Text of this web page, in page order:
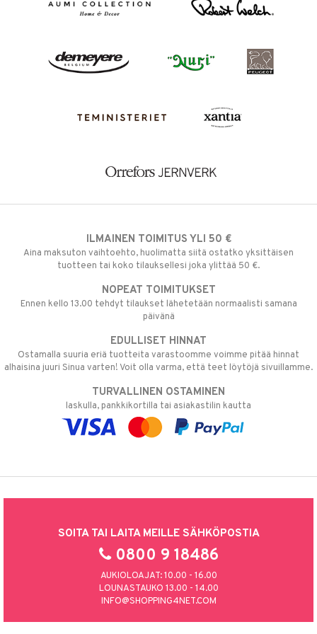
ILMAINEN TOIMITUS YLI 50 €
Aina maksuton vaihtoehto, huolimatta siitä ostatko yksittäisen
tuotteen tai koko tilauksellesi joka ylittää 50 €.
NOPEAT TOIMITUKSET
Ennen kello 13.00 tehdyt tilaukset lähetetään normaalisti samana
päivänä
EDULLISET HINNAT
Ostamalla suuria eriä tuotteita varastoomme voimme pitää hinnat
alhaisina juuri Sinua varten! Voit olla varma, että teet löytöjä sivuillamme.
TURVALLINEN OSTAMINEN
laskulla, pankkikortilla tai asiakastilin kautta
SOITA TAI LAITA MEILLE SÄHKÖPOSTIA
0800 9 18486
AUKIOLOAJAT: 10.00 - 16.00
LOUNASTAUKO 13.00 - 14.00
INFO@SHOPPING4NET.COM